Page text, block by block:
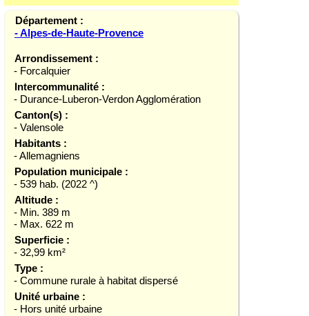
Département :
- Alpes-de-Haute-Provence
Arrondissement :
- Forcalquier
Intercommunalité :
- Durance-Luberon-Verdon Agglomération
Canton(s) :
- Valensole
Habitants :
- Allemagniens
Population municipale :
- 539 hab. (2022 ^)
Altitude :
- Min. 389 m
- Max. 622 m
Superficie :
- 32,99 km²
Type :
- Commune rurale à habitat dispersé
Unité urbaine :
- Hors unité urbaine